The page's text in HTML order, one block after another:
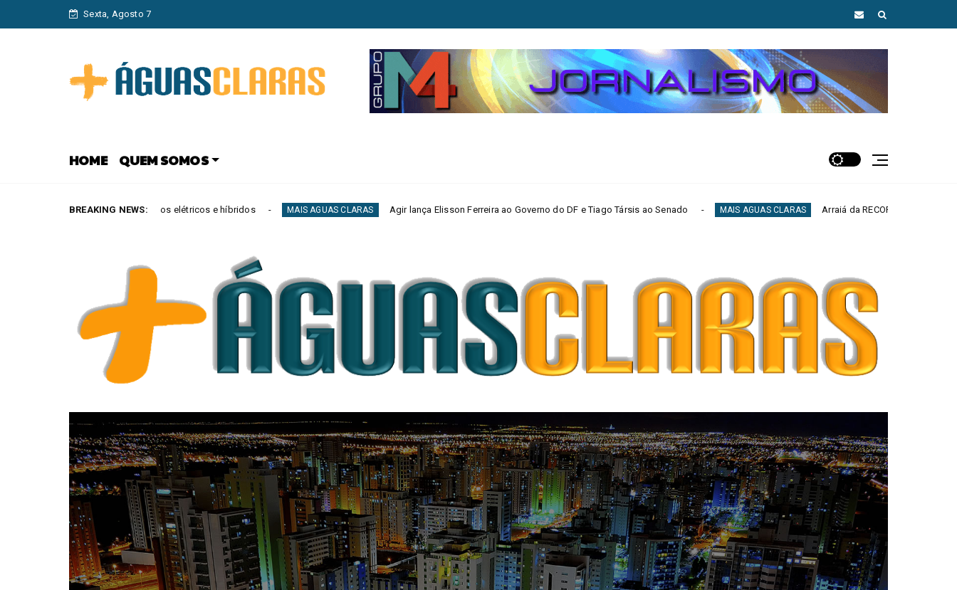
Sexta, Agosto 7
HOME QUEM SOMOS
BREAKING NEWS:
com veículos elétricos e híbridos MAIS AGUAS CLARAS Agir lança Elisson Ferreira ao Governo do DF e Tiago Társis ao Senado MAIS AGUAS CLARAS Arraiá da RECORD Brasília reúne mercado